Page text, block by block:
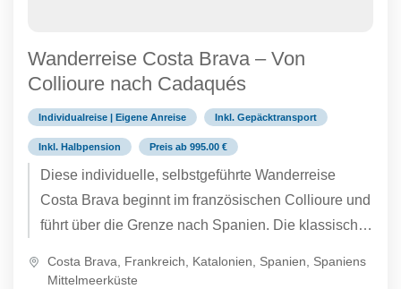
Wanderreise Costa Brava – Von
Collioure nach Cadaqués
Individualreise | Eigene Anreise Inkl. Gepäcktransport
Inkl. Halbpension Preis ab 995.00 €
Diese individuelle, selbstgeführte Wanderreise
Costa Brava beginnt im französischen Collioure und
führt über die Grenze nach Spanien. Die klassische
Mittelmeerküste bietet alles, was das Wanderherz
Costa Brava Frankreich Katalonien Spanien
Spaniens
Mittelmeerküste